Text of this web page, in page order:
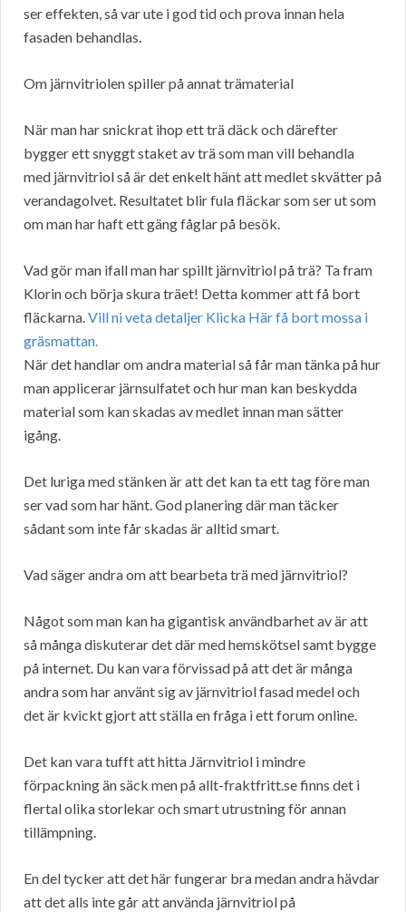
ser effekten, så var ute i god tid och prova innan hela
fasaden behandlas.
Om järnvitriolen spiller på annat trämaterial
När man har snickrat ihop ett trä däck och därefter
bygger ett snyggt staket av trä som man vill behandla
med järnvitriol så är det enkelt hänt att medlet skvätter på
verandagolvet. Resultatet blir fula fläckar som ser ut som
om man har haft ett gäng fåglar på besök.
Vad gör man ifall man har spillt järnvitriol på trä? Ta fram
Klorin och börja skura träet! Detta kommer att få bort
fläckarna.Vill ni veta detaljer Klicka Här få bort mossa i
gräsmattan.
När det handlar om andra material så får man tänka på hur
man applicerar järnsulfatet och hur man kan beskydda
material som kan skadas av medlet innan man sätter
igång.
Det luriga med stänken är att det kan ta ett tag före man
ser vad som har hänt. God planering där man täcker
sådant som inte får skadas är alltid smart.
Vad säger andra om att bearbeta trä med järnvitriol?
Något som man kan ha gigantisk användbarhet av är att
så många diskuterar det där med hemskötsel samt bygge
på internet. Du kan vara förvissad på att det är många
andra som har använt sig av järnvitriol fasad medel och
det är kvickt gjort att ställa en fråga i ett forum online.
Det kan vara tufft att hitta Järnvitriol i mindre
förpackning än säck men på allt-fraktfritt.se finns det i
flertal olika storlekar och smart utrustning för annan
tillämpning.
En del tycker att det här fungerar bra medan andra hävdar
att det alls inte går att använda järnvitriol på